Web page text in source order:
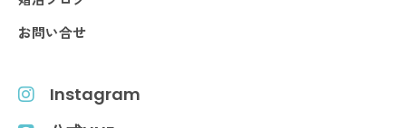
お問い合せ
Instagram